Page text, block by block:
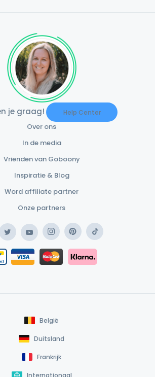
je graag! Help Center
Over ons
In de media
Vrienden van Goboony
Inspiratie & Blog
Word affiliate partner
Onze partners
TwitterYouTubeInstagramPinterestTikTok
/ Mister Cash
Safe Payment Card
Safe Payment Klarna
België
Duitsland
Frankrijk